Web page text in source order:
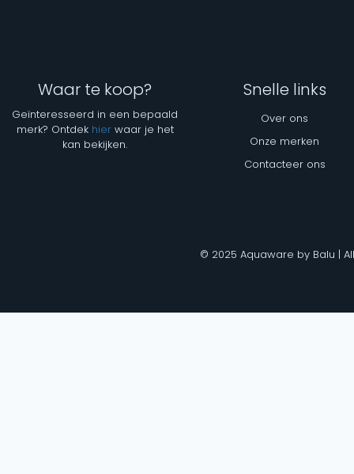
Waar te koop?
Geïnteresseerd in een bepaald
merk? Ontdek hierwaar je het
kan bekijken.
Snelle links
Over ons
Onze merken
Contacteer ons
© 2025 Aquaware by Balu |